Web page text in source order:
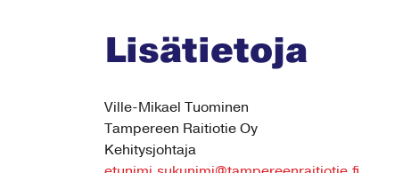
Lisätietoja
Ville-Mikael Tuominen
Tampereen Raitiotie Oy
Kehitysjohtaja